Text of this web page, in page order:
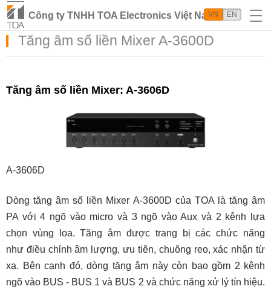
Công ty TNHH TOA Electronics Việt Nam
VN EN
Tăng âm số liền Mixer A-3600D
Tăng âm số liền Mixer: A-3606D
A-3606D
Dòng tăng âm số liền Mixer A-3600D của TOA là tăng âm
PA với 4 ngõ vào micro và 3 ngõ vào Aux và 2 kênh lựa
chọn vùng loa. Tăng âm được trang bị các chức năng
như điều chỉnh âm lượng, ưu tiên, chuông reo, xác nhận từ
xa. Bên cạnh đó, dòng tăng âm này còn bao gồm 2 kênh
ngõ vào BUS - BUS 1 và BUS 2 và chức năng xử lý tín hiệu.